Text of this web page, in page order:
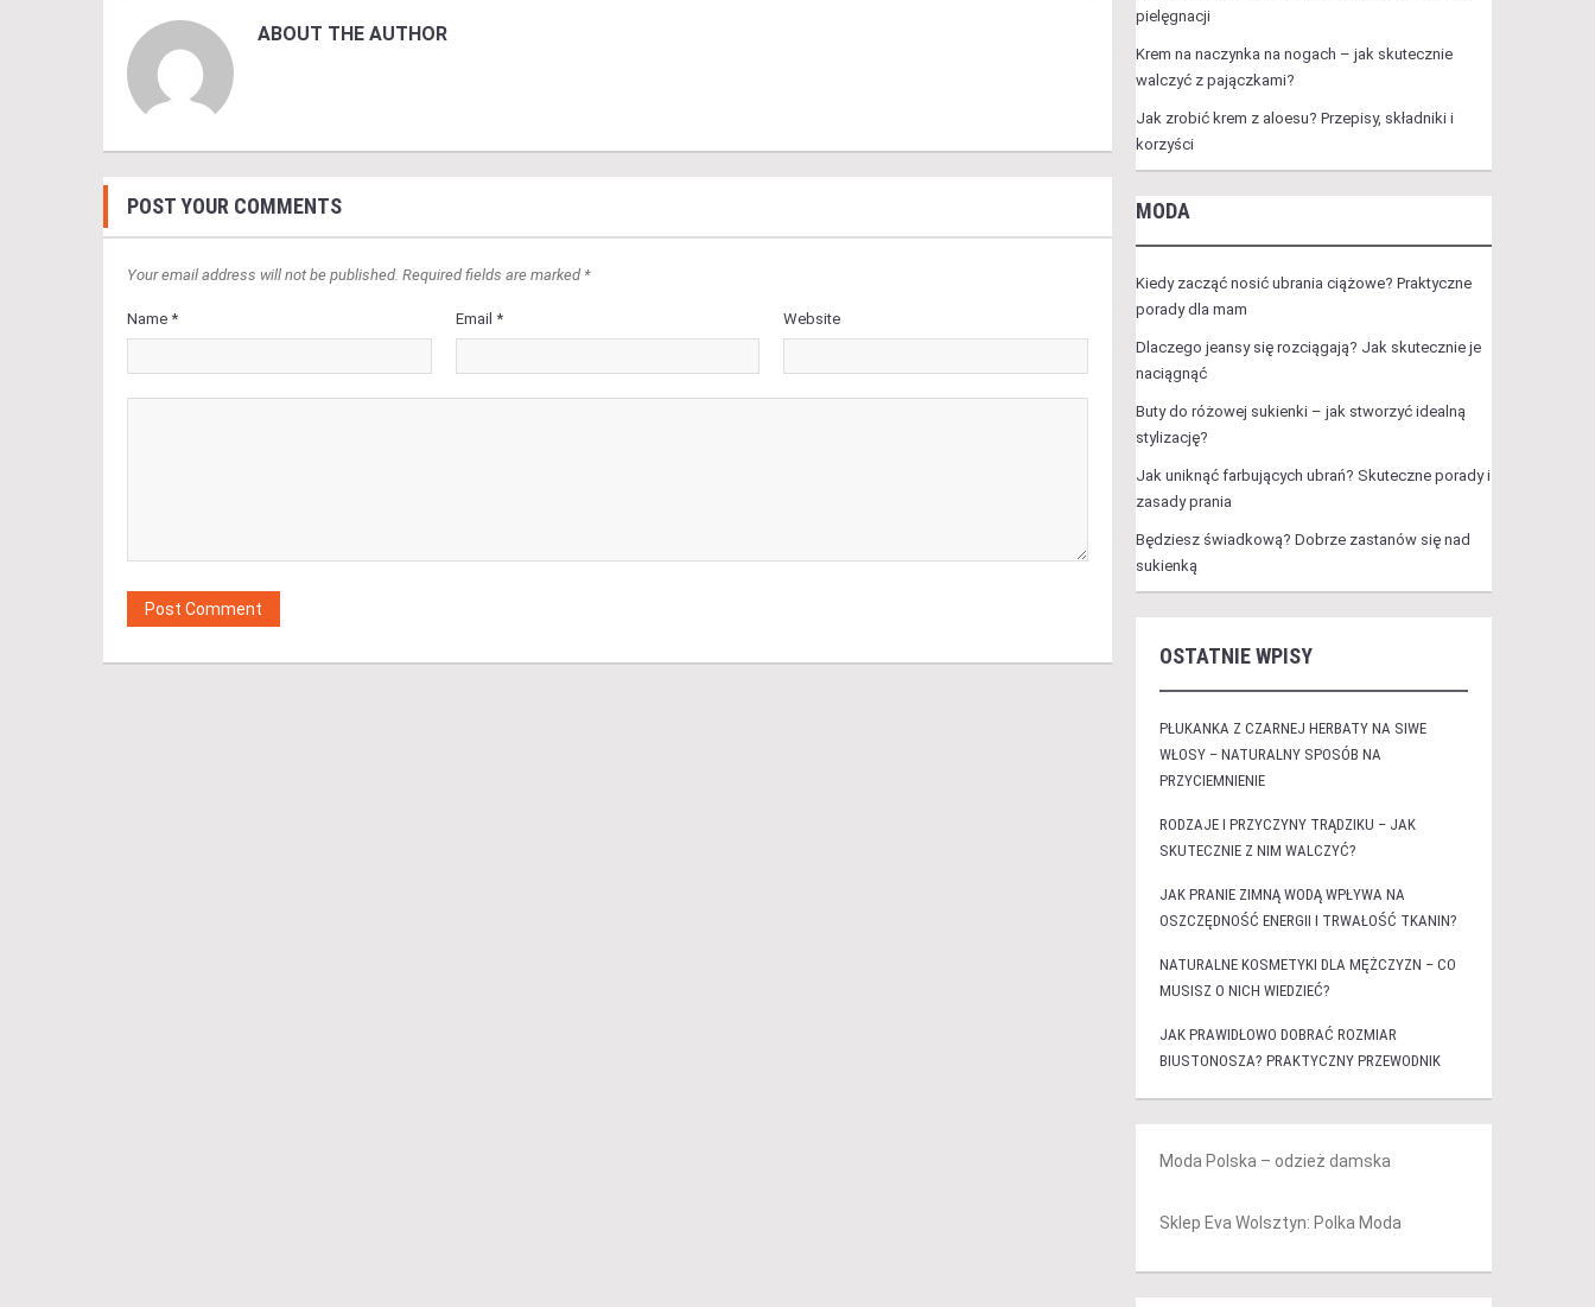
ABOUT THE AUTHOR
POST YOUR COMMENTS
Your email address will not be published. Required fields are marked *
Name * Email * Website
pielęgnacji
Krem na naczynka na nogach – jak skutecznie
walczyć z pajączkami?
Jak zrobić krem z aloesu? Przepisy, składniki i
korzyści
MODA
Kiedy zacząć nosić ubrania ciążowe? Praktyczne
porady dla mam
Dlaczego jeansy się rozciągają? Jak skutecznie je
naciągnąć
Buty do różowej sukienki – jak stworzyć idealną
stylizację?
Jak uniknąć farbujących ubrań? Skuteczne porady i
zasady prania
Będziesz świadkową? Dobrze zastanów się nad
sukienką
OSTATNIE WPISY
PŁUKANKA Z CZARNEJ HERBATY NA SIWE
WŁOSY – NATURALNY SPOSÓB NA
PRZYCIEMNIENIE
RODZAJE I PRZYCZYNY TRĄDZIKU – JAK
SKUTECZNIE Z NIM WALCZYĆ?
JAK PRANIE ZIMNĄ WODĄ WPŁYWA NA
OSZCZĘDNOŚĆ ENERGII I TRWAŁOŚĆ TKANIN?
NATURALNE KOSMETYKI DLA MĘŻCZYZN – CO
MUSISZ O NICH WIEDZIEĆ?
JAK PRAWIDŁOWO DOBRAĆ ROZMIAR
BIUSTONOSZA? PRAKTYCZNY PRZEWODNIK
Moda Polska – odzież damska
Sklep Eva Wolsztyn: Polka Moda